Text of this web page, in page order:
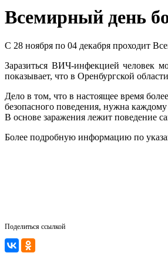
Всемирный день
С 28 ноября по 04 декабря проходит
Заразиться ВИЧ-инфекцией человек
показывает, что в Оренбургской
Дело в том, что в настоящее время
безопасного поведения, нужна
В основе заражения лежит поведение
Более подробную информацию по
Поделиться ссылкой